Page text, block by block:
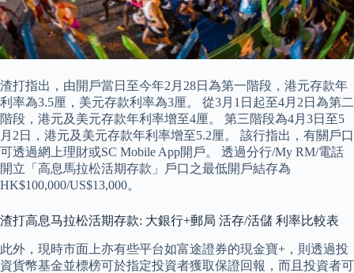
渣打指出，由開戶當日至今年2月28日為第一階段，港元存款年
利率為3.5厘，美元存款利率為3厘。 從3月1日起至4月2日為第二
階段，港元及美元存款年利率增至4厘。 第三階段為4月3日至5
月2日，港元及美元存款年利率增至5.2厘。 該行指出，有關戶口
可透過網上理財或SC Mobile App開戶。 透過分行/My RM/電話
開立「高息馬拉松活期存款」戶口之最低開戶結存為
HK$100,000/US$13,000。
渣打高息马拉松活期存款: 大銀行+郵局 活存/活儲 利率比較表
此外，現時市面上亦有些平台如富途證券的現金寶+，則透過投
資貨幣基金並標榜可於指定投資者獲取保證回報，而且投資者可